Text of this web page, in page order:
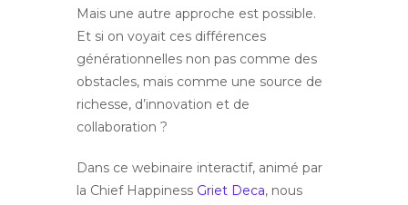
Mais une autre approche est possible.
Et si on voyait ces différences
générationnelles non pas comme des
obstacles, mais comme une source de
richesse, d’innovation et de
collaboration ?
Dans ce webinaire interactif, animé par
la Chief Happiness Griet Deca, nous